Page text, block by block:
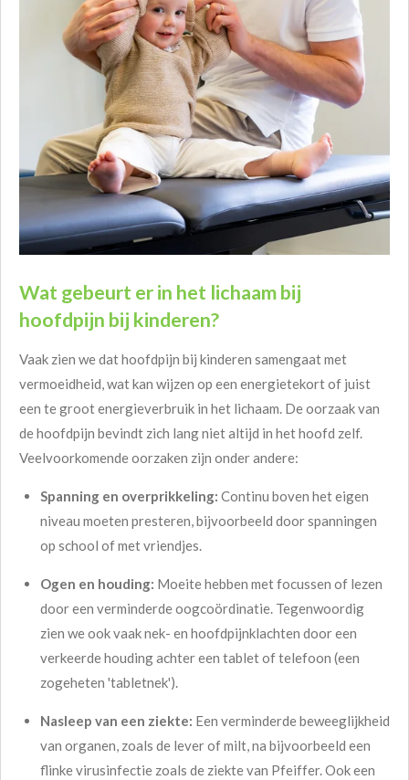
Wat gebeurt er in het lichaam bij
hoofdpijn bij kinderen?
Vaak zien we dat hoofdpijn bij kinderen samengaat met
vermoeidheid, wat kan wijzen op een energietekort of juist
een te groot energieverbruik in het lichaam. De oorzaak van
de hoofdpijn bevindt zich lang niet altijd in het hoofd zelf.
Veelvoorkomende oorzaken zijn onder andere:
Spanning en overprikkeling: Continu boven het eigen
niveau moeten presteren, bijvoorbeeld door spanningen
op school of met vriendjes.
Ogen en houding: Moeite hebben met focussen of lezen
door een verminderde oogcoördinatie. Tegenwoordig
zien we ook vaak nek- en hoofdpijnklachten door een
verkeerde houding achter een tablet of telefoon (een
zogeheten 'tabletnek').
Nasleep van een ziekte: Een verminderde beweeglijkheid
van organen, zoals de lever of milt, na bijvoorbeeld een
flinke virusinfectie zoals de ziekte van Pfeiffer. Ook een